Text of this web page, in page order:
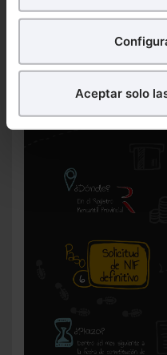
para poder mostrarte
¿Qué puedes
en la web sea óptima
aceptar solo
todas las cookies
También puedes
seleccionar solo
navegador. Si no
las que sean
Saber más acerca de
Aceptar solo